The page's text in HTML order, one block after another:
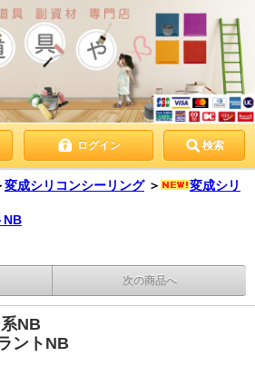
ログイン 検索
変成シリコンシーリング ＞
変成シリ
NB
次の商品へ
NB
ントNB